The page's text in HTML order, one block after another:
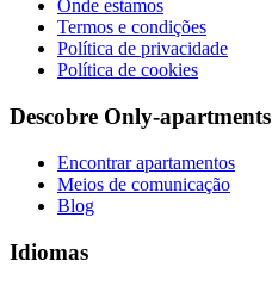
Onde estamos
Termos e condições
Política de privacidade
Política de cookies
Descobre Only-apartments
Encontrar apartamentos
Meios de comunicação
Blog
Idiomas